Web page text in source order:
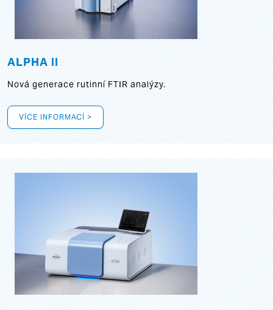
ALPHA II
Nová generace rutinní FTIR analýzy.
VÍCE INFORMACÍ >